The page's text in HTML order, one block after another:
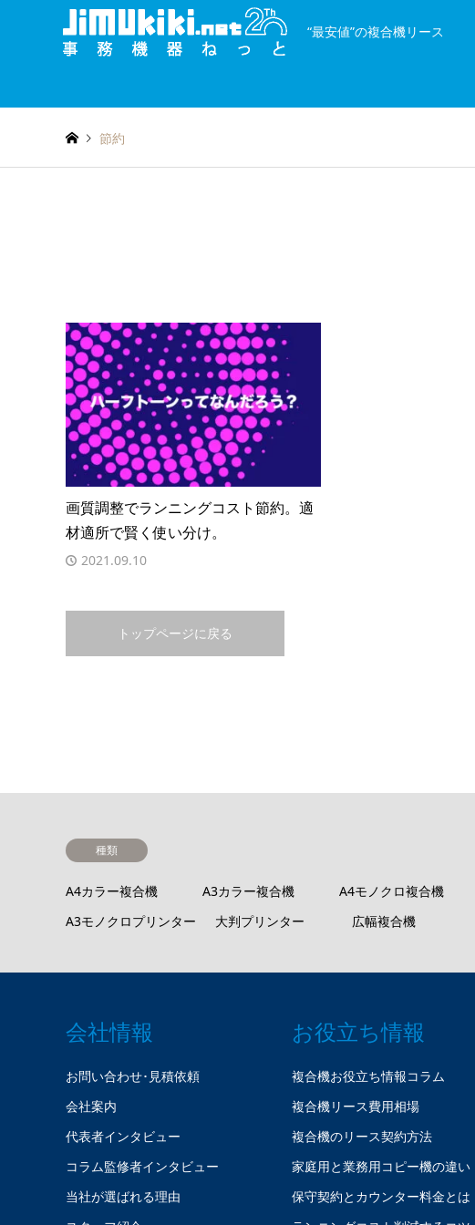
“最安値”の複合機リース
節約
画質調整でランニングコスト節約。適
材適所で賢く使い分け。
2021.09.10
トップページに戻る
種類
A4カラー複合機 A3カラー複合機 A4モノクロ複合機
A3モノクロプリンター
大判プリンター 広幅複合機
会社情報
お問い合わせ･見積依頼
会社案内
代表者インタビュー
コラム監修者インタビュー
当社が選ばれる理由
お役立ち情報
複合機お役立ち情報コラム
複合機リース費用相場
複合機のリース契約方法
家庭用と業務用コピー機の違い
保守契約とカウンター料金とは